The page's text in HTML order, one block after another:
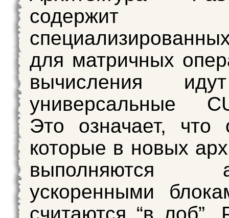
содержит
для матричных
вычисления
универсальные
Это означает, что
которые в новых
выполняются
ускоренными